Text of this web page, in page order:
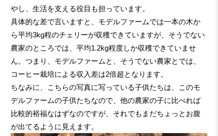
やし、生活を支える役目も担っています。
具体的な差で言いますと、モデルファームでは一本の木か
ら平均3kg程のチェリーが収穫できていますが、そうでない
農家のところでは、平均1.2kg程度しか収穫できていませ
ん。つまり、モデルファームと、そうでない農家とでは、
コーヒー栽培による収入差は2倍超となります。
ちなみに、こちらの写真に写っている子供たちは、このモ
デルファームの子供たちなので、他の農家の子に比べれば
比較的裕福なはずなのですが、それでもまだちょっとお腹
が出てるように見えます。